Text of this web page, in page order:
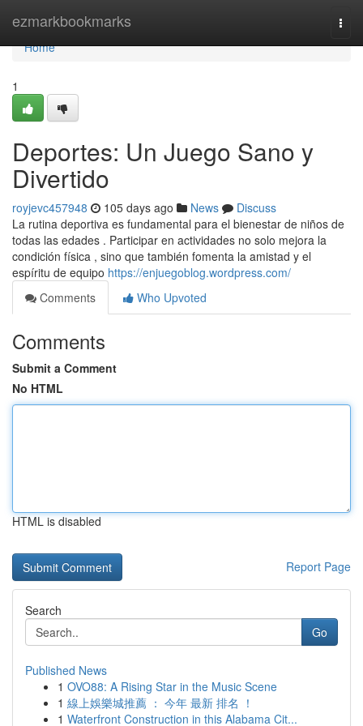
ezmarkbookmarks
Home
Home
1
Deportes: Un Juego Sano y
Divertido
royjevc457948 105 days ago News
Discuss
La rutina deportiva es fundamental para el bienestar de niños de
todas las edades . Participar en actividades no solo mejora la
condición física , sino que también fomenta la amistad y el
espíritu de equipo https://enjuegoblog.wordpress.com/
Comments
Who Upvoted
Comments
Submit a Comment
No HTML
HTML is disabled
Report Page
Search
Go
Published News
1 OVO88: A Rising Star in the Music Scene
1 線上娛樂城推薦 ： 今年 最新 排名 ！
1 Waterfront Construction in this Alabama Cit...